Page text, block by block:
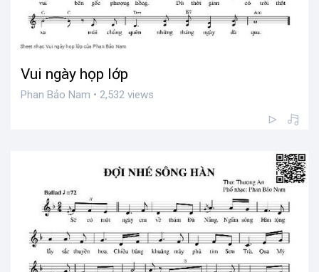
Vui ngày họp lớp
Phan Bảo Nam • 2,532 views